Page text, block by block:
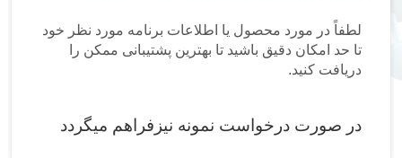
لطفاً در مورد محصول یا اطلاعات برنامه مورد نظر خود
تا حد امکان دقیق باشید تا بهترین پشتیبانی ممکن را
دریافت کنید.
در صورت درخواست نمونه نیزفراهم میگردد